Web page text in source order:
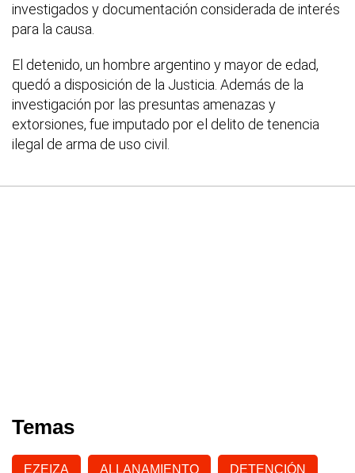
investigados y documentación considerada de interés
para la causa.
El detenido, un hombre argentino y mayor de edad,
quedó a disposición de la Justicia. Además de la
investigación por las presuntas amenazas y
extorsiones, fue imputado por el delito de tenencia
ilegal de arma de uso civil.
Temas
EZEIZA ALLANAMIENTO DETENCIÓN